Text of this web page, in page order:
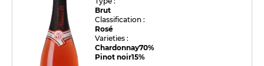
Brut
Classification :
Rosé
Varieties :
Chardonnay70%
Pinot noir15%